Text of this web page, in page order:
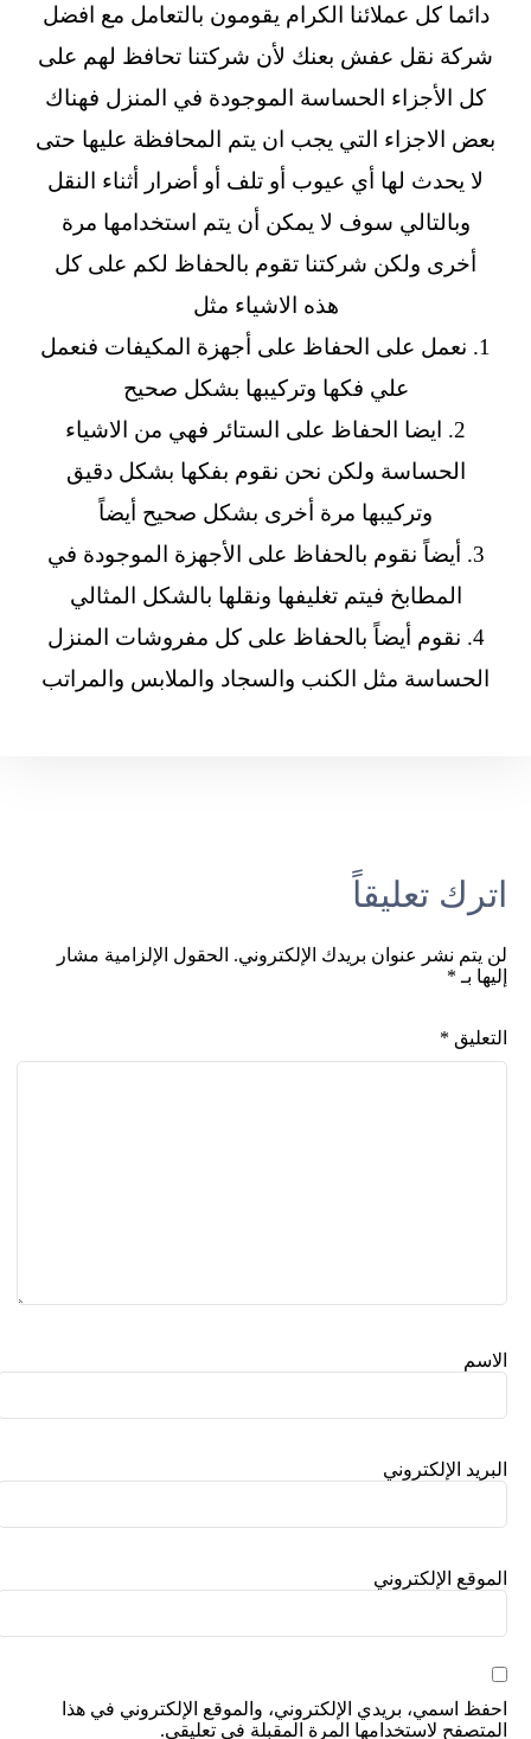
دائما كل عملائنا الكرام يقومون بالتعامل مع افضل
شركة نقل عفش بعنك لأن شركتنا تحافظ لهم على
كل الأجزاء الحساسة الموجودة في المنزل فهناك
بعض الاجزاء التي يجب ان يتم المحافظة عليها حتى
لا يحدث لها أي عيوب أو تلف أو أضرار أثناء النقل
وبالتالي سوف لا يمكن أن يتم استخدامها مرة
أخرى ولكن شركتنا تقوم بالحفاظ لكم على كل
هذه الاشياء مثل
1. نعمل على الحفاظ على أجهزة المكيفات فنعمل
علي فكها وتركيبها بشكل صحيح
2. ايضا الحفاظ على الستائر فهي من الاشياء
الحساسة ولكن نحن نقوم بفكها بشكل دقيق
وتركيبها مرة أخرى بشكل صحيح أيضاً
3. أيضاً نقوم بالحفاظ على الأجهزة الموجودة في
المطابخ فيتم تغليفها ونقلها بالشكل المثالي
4. نقوم أيضاً بالحفاظ على كل مفروشات المنزل
الحساسة مثل الكنب والسجاد والملابس والمراتب
اترك تعليقاً
لن يتم نشر عنوان بريدك الإلكتروني. الحقول الإلزامية مشار
إليها بـ *
التعليق *
الاسم
البريد الإلكتروني
الموقع الإلكتروني
احفظ اسمي، بريدي الإلكتروني، والموقع الإلكتروني في هذا
المتصفح لاستخدامها المرة المقبلة في تعليقي.